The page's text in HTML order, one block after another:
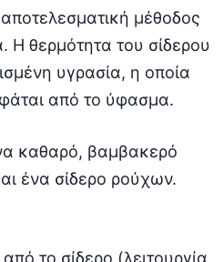
μέθοδος
Η θερμότητα του σίδερου
υγρασία, η οποία
από το ύφασμα.
καθαρό, βαμβακερό
ένα σίδερο ρούχων.
το σίδερο (λειτουργία